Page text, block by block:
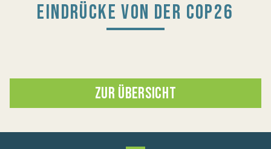
EINDRÜCKE VON DER COP26
ZUR ÜBERSICHT